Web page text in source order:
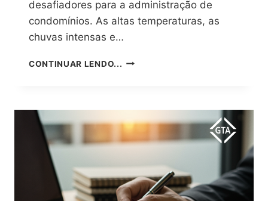
desafiadores para a administração de
condomínios. As altas temperaturas, as
chuvas intensas e…
CONTINUAR LENDO... VERÃO
O
PAPEL
DA
GESTÃO
PROFISSIONAL